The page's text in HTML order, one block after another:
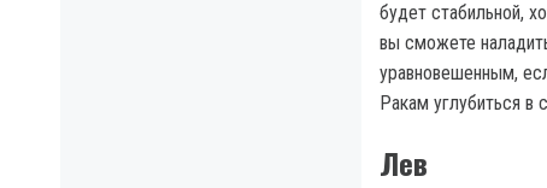
будет стабильной,
вы сможете
уравновешенным,
Ракам углубиться в
Лев